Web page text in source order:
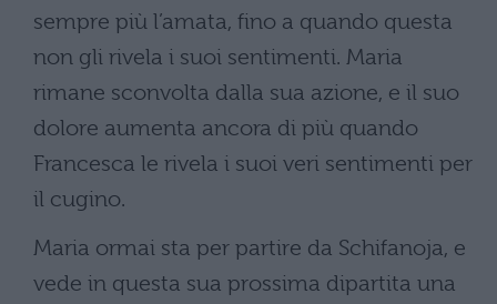
sempre più l’amata, fino a quando questa
non gli rivela i suoi sentimenti. Maria
rimane sconvolta dalla sua azione, e il suo
dolore aumenta ancora di più quando
Francesca le rivela i suoi veri sentimenti per
il cugino.
Maria ormai sta per partire da Schifanoja, e
vede in questa sua prossima dipartita una